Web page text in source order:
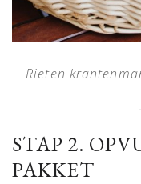
Rieten
STAP 2.
PAKKET